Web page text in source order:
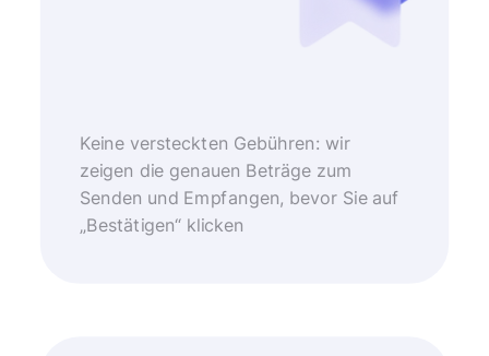
Keine versteckten Gebühren: wir
zeigen die genauen Beträge zum
Senden und Empfangen, bevor Sie auf
„Bestätigen“ klicken